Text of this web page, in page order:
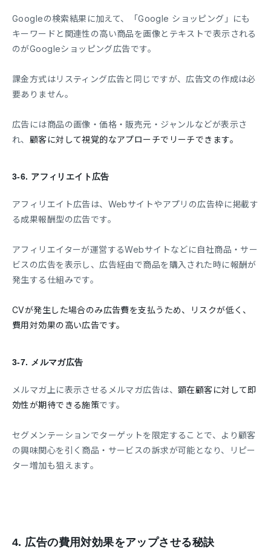
Googleの検索結果に加えて、「Google ショッピング」にも
キーワードと関連性の高い商品を画像とテキストで表示される
のがGoogleショッピング広告です。
課金方式はリスティング広告と同じですが、広告文の作成は必
要ありません。
広告には商品の画像・価格・販売元・ジャンルなどが表示さ
れ、 顧客に対して視覚的なアプローチでリーチできます。
3-6. アフィリエイト広告
アフィリエイト広告は、Webサイトやアプリの広告枠に掲載す
る成果報酬型の広告です。
アフィリエイターが運営するWebサイトなどに自社商品・サー
ビスの広告を表示し、広告経由で商品を購入された時に報酬が
発生する仕組みです。
CVが発生した場合のみ広告費を支払うため、リスクが低く、
費用対効果の高い広告です。
3-7. メルマガ広告
メルマガ上に表示させるメルマガ広告は、 顕在顧客に対して即
効性が期待できる施策です。
セグメンテーションでターゲットを限定することで、より顧客
の興味関心を引く商品・サービスの訴求が可能となり、リピー
ター増加も狙えます。
4. 広告の費用対効果をアップさせる秘訣